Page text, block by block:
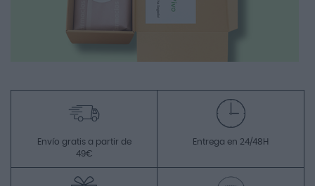
Envío gratis a partir de
49€
Entrega en 24/48H